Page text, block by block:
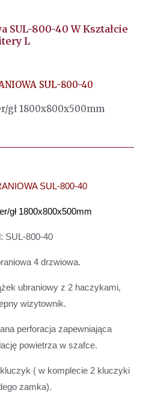
SUL-800-40 W Kształcie
L
SUL-800-40
gł 1800x800x500mm
SUL-800-40
gł 1800x800x500mm
SUL-800-40
4 drzwiowa.
ubraniowy z 2 haczykami,
wizytownik.
perforacja zapewniająca
powietrza w szafce.
( w komplecie 2 kluczyki
zamka).